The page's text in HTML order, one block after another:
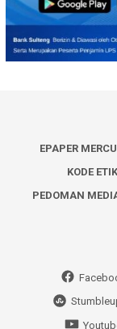
EPAPER
KODE ETIK
PEDOMAN